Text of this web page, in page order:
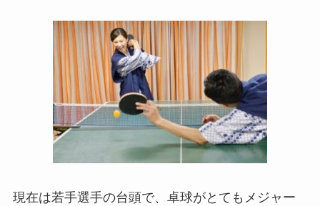
現在は若手選手の台頭で、卓球がとてもメジャー